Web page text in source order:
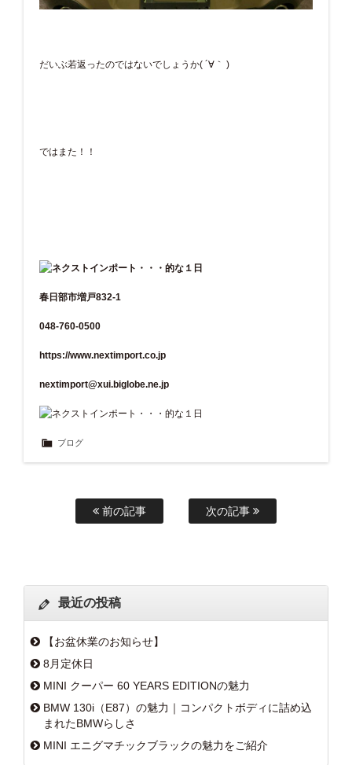
だいぶ若返ったのではないでしょうか( ´∀｀ )
ではまた！！
春日部市増戸832-1
048-760-0500
https://www.nextimport.co.jp
nextimport@xui.biglobe.ne.jp
ブログ
前の記事 次の記事
最近の投稿
【お盆休業のお知らせ】
8月定休日
MINI クーパー 60 YEARS EDITIONの魅力
BMW 130i（E87）の魅力｜コンパクトボディに詰め込
まれたBMWらしさ
MINI エニグマチックブラックの魅力をご紹介